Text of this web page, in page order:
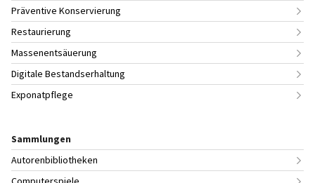
Präventive Konservierung
Restaurierung
Massenentsäuerung
Digitale Bestandserhaltung
Exponatpflege
Sammlungen
Autorenbibliotheken